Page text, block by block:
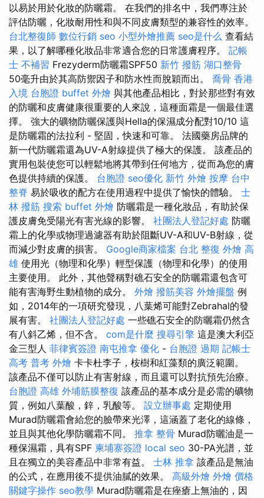
以易於用於化妝的防曬霜。 在我們的排名中，我們專注於
評估防曬，化妝耐用性和與不同皮膚類型的兼容性的效率。
台北整復師 數位行銷 seo 小型外燴推薦 seo是什么 查看結
果，以了解哪種化妝品非常適合您的日常護膚程序。 記帳
士 不補習 Frezyderm防曬霜SPF50 新竹 撥筋 湖口整骨
50毫升由於其高防禦因子和防水性而脫穎而出。 喬骨 香港
入境 台胞證 buffet 外燴 與其他產品相比，對於那些對有效
的防曬和皮膚健康很重要的人來說，這種面霜是一個最佳選
擇。 強大的礦物防曬保護與Hella的保濕成分配對10/10 這
是防曬霜的法拉利 - 堅固，快速和可靠。 法國藥房品牌的
新一代防曬霜還為UV-A射線提供了極大的保護。 該產品的
實用包裝使您可以輕鬆地將其帶到任何地方，從而為您的膚
色提供持續的保護。 台胞證 seo優化 新竹 外燴 按摩 台中
整脊 易於吸收的配方在使用過程中提供了愉快的體驗。 士
林 撥筋 搜索 buffet 外燴 防曬霜是一種化妝品，有助於保
護皮膚免受陽光有害光線的影響。 社團法人登記好處 防曬
霜上的化學或物理過濾器有助於阻斷UV-A和UV-B射線，從
而減少對皮膚的損害。 Google商家檔案 台北 整復 外燴 高
雄 使用光（物理和化學）輕型保護（物理和化學）的使用
主要使用。 此外，其他聲稱對礁石安全的防曬霜還包含可
能有害海野生動植物的成分。 外燴 撥筋美容 外燴擺盤 例
如，2014年的一項研究發現，八葉烯可能對Zebrahal的發
展有害。 社團法人登記好處 一些礁石安全的防曬霜仍然含
有八斜乙烯，但不含。 com是什麼 搜尋引擎 這是澳大利亞
金三型人 菲律賓簽證 南屯推拿 優化 - 台胞證 過期 記帳士
高考 普考 外燴 卡卡杜李子，桉樹和紅藻類的廣泛範圍。
該產品不僅可以防止有害射線，而且還可以對抗預先治療。
台胞證 高雄 外埔筋膜整復 該產品的基本成分是必需的礦物
質，例如八葉酸，鋅，乳酸等。 設立辦事處 定期使用
Murad防曬霜會給您的臉帶來光澤，這涵蓋了老化的線條，
並且與其他化學防曬霜不同。 推拿 整骨 Murad防曬油是一
種保濕霜，具有SPF 柬埔寨簽證 local seo 30-PA光譜，並
且在獨立的美容產品中非常有益。 士林 推拿 該產品是無油
的公式，在應用後不提供油膩的效果。 高級外燴 外燴 價格
關鍵字操作 seo教學 Murad防曬霜是在痤瘡上無油的，因